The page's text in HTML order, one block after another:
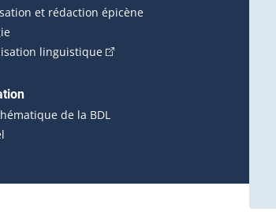
dans une nouvelle fenêtre.)
nouvelle fenêtre.)
une nouvelle fenêtre.)
fenêtre.)
et rédaction épicène
linguistique(Cet hyperlien externe s'ouvrira
de la BDL